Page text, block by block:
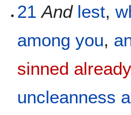
21 And lest,
among you,
sinned already
uncleanness